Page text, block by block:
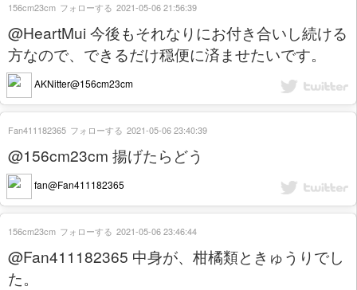
@HeartMui 今後もそれなりにお付き合いし続ける
方なので、できるだけ穏便に済ませたいです。
AKNitter@156cm23cm
156cm23cm フォローする 2021-05-06 21:56:39
@156cm23cm 揚げたらどう
fan@Fan411182365
Fan411182365 フォローする 2021-05-06 23:40:39
@Fan411182365 中身が、柑橘類ときゅうりでし
た。
156cm23cm フォローする 2021-05-06 23:46:44